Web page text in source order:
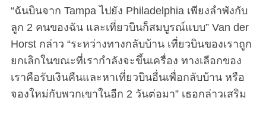
“ฉันบินจาก Tampa ไปยัง Philadelphia เพียงลำพังกับ
ลูก 2 คนของฉัน และเที่ยวบินก็สมบูรณ์แบบ” Van der
Horst กล่าว “ระหว่างทางกลับบ้าน เที่ยวบินของเราถูก
ยกเลิกในขณะที่เรากำลังจะขึ้นเครื่อง ทางเลือกของ
เราคือรับเงินคืนและหาเที่ยวบินอื่นเพื่อกลับบ้าน หรือ
จองใหม่กับพวกเขาในอีก 2 วันต่อมา” เธอกล่าวเสริม